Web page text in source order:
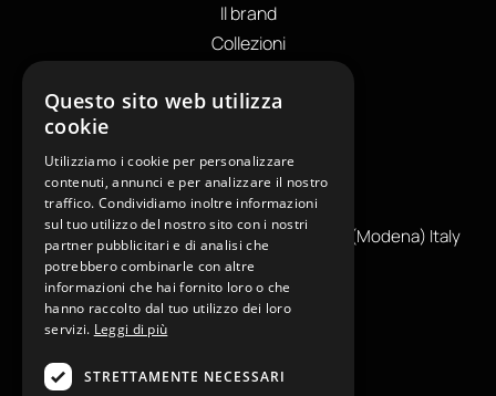
Il brand
Collezioni
Private Label
+390599130036
info@reamcarpi.it
Via Alessandro Tassoni, 36C, 41012 CARPI (Modena) Italy
P. Iva IT04039970365
INFORMAZIONI UTILI
Contatti
Questo sito web utilizza
cookie
Utilizziamo i cookie per personalizzare
contenuti, annunci e per analizzare il nostro
traffico. Condividiamo inoltre informazioni
sul tuo utilizzo del nostro sito con i nostri
partner pubblicitari e di analisi che
potrebbero combinarle con altre
informazioni che hai fornito loro o che
hanno raccolto dal tuo utilizzo dei loro
servizi. Leggi di più
STRETTAMENTE NECESSARI